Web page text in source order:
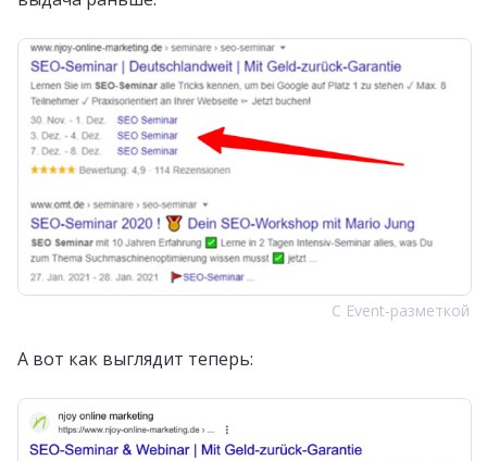
С Event‑разметкой
А вот как выглядит теперь: